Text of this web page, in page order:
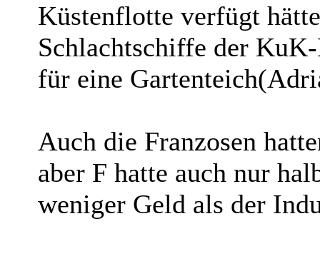
Küstenflotte verfügt
Schlachtschiffe der
für eine
Auch die Franzosen
aber F hatte auch nur
weniger Geld als der